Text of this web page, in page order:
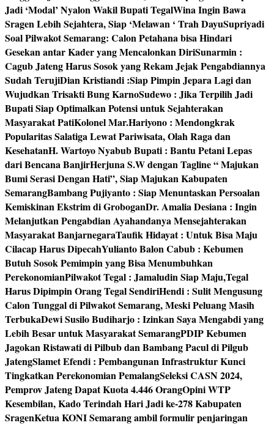
Jadi ‘Modal’ Nyalon Wakil Bupati TegalWina Ingin Bawa
Sragen Lebih Sejahtera, Siap ‘Melawan ‘ Trah DayuSupriyadi
Soal Pilwakot Semarang: Calon Petahana bisa Hindari
Gesekan antar Kader yang Mencalonkan DiriSunarmin :
Cagub Jateng Harus Sosok yang Rekam Jejak Pengabdiannya
Sudah TerujiDian Kristiandi :Siap Pimpin Jepara Lagi dan
Wujudkan Trisakti Bung KarnoSudewo : Jika Terpilih Jadi
Bupati Siap Optimalkan Potensi untuk Sejahterakan
Masyarakat PatiKolonel Mar.Hariyono : Mendongkrak
Popularitas Salatiga Lewat Pariwisata, Olah Raga dan
KesehatanH. Wartoyo Nyabub Bupati : Bantu Petani Lepas
dari Bencana BanjirHerjuna S.W dengan Tagline “ Majukan
Bumi Serasi Dengan Hati”, Siap Majukan Kabupaten
SemarangBambang Pujiyanto : Siap Menuntaskan Persoalan
Kemiskinan Ekstrim di GroboganDr. Amalia Desiana : Ingin
Melanjutkan Pengabdian Ayahandanya Mensejahterakan
Masyarakat BanjarnegaraTaufik Hidayat : Untuk Bisa Maju
Cilacap Harus DipecahYulianto Balon Cabub : Kebumen
Butuh Sosok Pemimpin yang Bisa Menumbuhkan
PerekonomianPilwakot Tegal : Jamaludin Siap Maju,Tegal
Harus Dipimpin Orang Tegal SendiriHendi : Sulit Mengusung
Calon Tunggal di Pilwakot Semarang, Meski Peluang Masih
TerbukaDewi Susilo Budiharjo : Izinkan Saya Mengabdi yang
Lebih Besar untuk Masyarakat SemarangPDIP Kebumen
Jagokan Ristawati di Pilbub dan Bambang Pacul di Pilgub
JatengSlamet Efendi : Pembangunan Infrastruktur Kunci
Tingkatkan Perekonomian PemalangSeleksi CASN 2024,
Pemprov Jateng Dapat Kuota 4.446 OrangOpini WTP
Kesembilan, Kado Terindah Hari Jadi ke-278 Kabupaten
SragenKetua KONI Semarang ambil formulir penjaringan